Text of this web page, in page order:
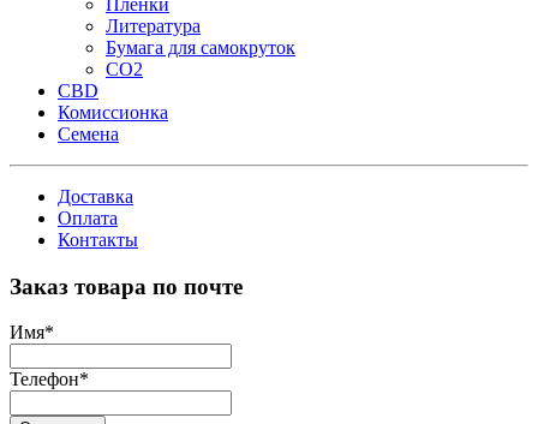
Литература
Бумага для самокруток
CO2
CBD
Комисcионка
Семена
Доставка
Оплата
Контакты
Заказ товара по почте
Имя*
Телефон*